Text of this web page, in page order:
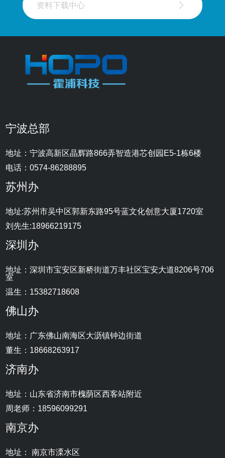
资料下载中心
宁波总部
地址：宁波高新区晶辉路866弄智造港芯创园E5-1栋6楼
电话：0574-86288895
苏州办
地址:苏州市吴中区郭新东路95号蓝文化创意大厦1720室
刘先生:18966219175
深圳办
地址：深圳市宝安区新桥街道万丰社区宝安大道8206号706
室
温生：15382718608
佛山办
地址：广东佛山南海区大沥镇钟边街道
董生：18668263917
济南办
地址：山东省济南市槐荫区西客站附近
周老师：18596099291
南京办
地址： 南京市溧水区